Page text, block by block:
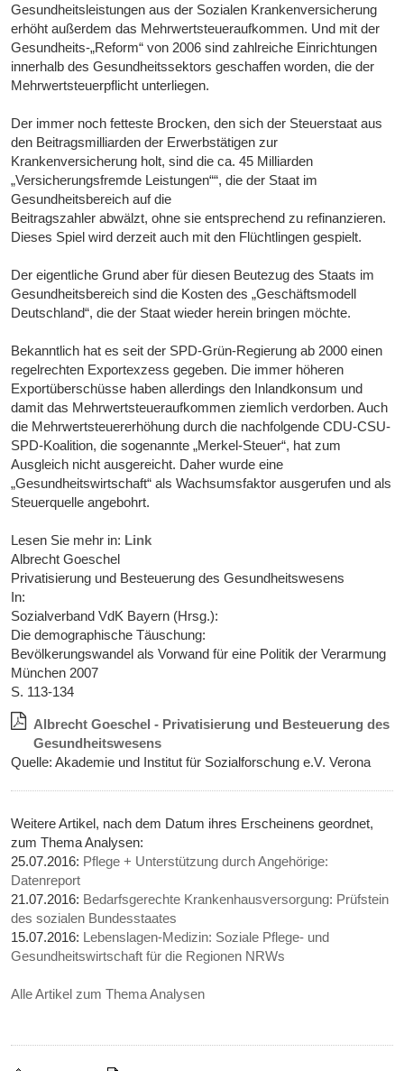
Gesundheitsleistungen aus der Sozialen Krankenversicherung
erhöht außerdem das Mehrwertsteueraufkommen. Und mit der
Gesundheits-„Reform“ von 2006 sind zahlreiche Einrichtungen
innerhalb des Gesundheitssektors geschaffen worden, die der
Mehrwertsteuerpflicht unterliegen.
Der immer noch fetteste Brocken, den sich der Steuerstaat aus
den Beitragsmilliarden der Erwerbstätigen zur
Krankenversicherung holt, sind die ca. 45 Milliarden
„Versicherungsfremde Leistungen““, die der Staat im
Gesundheitsbereich auf die
Beitragszahler abwälzt, ohne sie entsprechend zu refinanzieren.
Dieses Spiel wird derzeit auch mit den Flüchtlingen gespielt.
Der eigentliche Grund aber für diesen Beutezug des Staats im
Gesundheitsbereich sind die Kosten des „Geschäftsmodell
Deutschland“, die der Staat wieder herein bringen möchte.
Bekanntlich hat es seit der SPD-Grün-Regierung ab 2000 einen
regelrechten Exportexzess gegeben. Die immer höheren
Exportüberschüsse haben allerdings den Inlandkonsum und
damit das Mehrwertsteueraufkommen ziemlich verdorben. Auch
die Mehrwertsteuererhöhung durch die nachfolgende CDU-CSU-
SPD-Koalition, die sogenannte „Merkel-Steuer“, hat zum
Ausgleich nicht ausgereicht. Daher wurde eine
„Gesundheitswirtschaft“ als Wachsumsfaktor ausgerufen und als
Steuerquelle angebohrt.
Lesen Sie mehr in: Link
Albrecht Goeschel
Privatisierung und Besteuerung des Gesundheitswesens
In:
Sozialverband VdK Bayern (Hrsg.):
Die demographische Täuschung:
Bevölkerungswandel als Vorwand für eine Politik der Verarmung
München 2007
S. 113-134
Albrecht Goeschel - Privatisierung und Besteuerung des
Gesundheitswesens
Quelle: Akademie und Institut für Sozialforschung e.V. Verona
Weitere Artikel, nach dem Datum ihres Erscheinens geordnet,
zum Thema Analysen:
25.07.2016: Pflege + Unterstützung durch Angehörige:
Datenreport
21.07.2016: Bedarfsgerechte Krankenhausversorgung: Prüfstein
des sozialen Bundesstaates
15.07.2016: Lebenslagen-Medizin: Soziale Pflege- und
Gesundheitswirtschaft für die Regionen NRWs
Alle Artikel zum Thema Analysen